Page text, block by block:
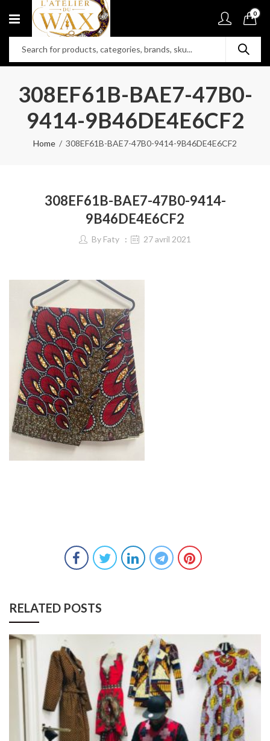
0
308EF61B-BAE7-47B0-
9414-9B46DE4E6CF2
Home 308EF61B-BAE7-47B0-9414-9B46DE4E6CF2
308EF61B-BAE7-47B0-9414-
9B46DE4E6CF2
By Faty 27 avril 2021
RELATED POSTS